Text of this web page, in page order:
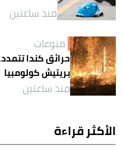
منذ ساعتين
منوعات
بريتيش كولومبيا
منذ ساعتين
الأكثر قراءة